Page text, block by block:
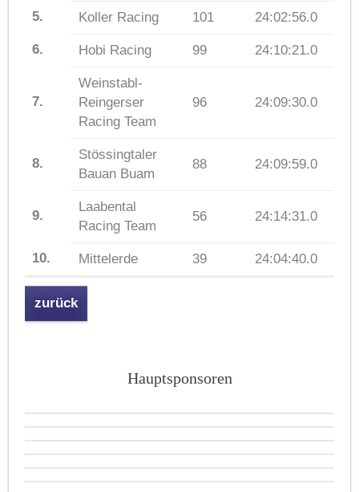
5. Koller Racing 101 24:02:56.0
6. Hobi Racing 99 24:10:21.0
7.
Weinstabl-
Reingerser
Racing Team
96 24:09:30.0
8.
Stössingtaler
Bauan Buam
88 24:09:59.0
9.
Laabental
Racing Team
56 24:14:31.0
10. Mittelerde 39 24:04:40.0
zurück
Hauptsponsoren